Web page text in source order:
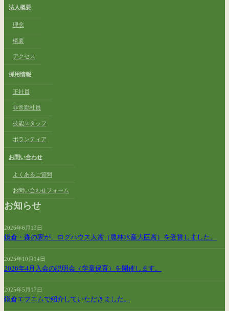
法人概要
理念
概要
アクセス
採用情報
正社員
非常勤社員
技能スタッフ
ボランティア
お問い合わせ
よくあるご質問
お問い合わせフォーム
お知らせ
2026年6月13日
鎌倉・森の家が、ログハウス大賞（農林水産大臣賞）を受賞しました。
2025年10月14日
2026年4月入会の説明会（学童保育）を開催します。
2025年5月17日
鎌倉エフエムで紹介していただきました。